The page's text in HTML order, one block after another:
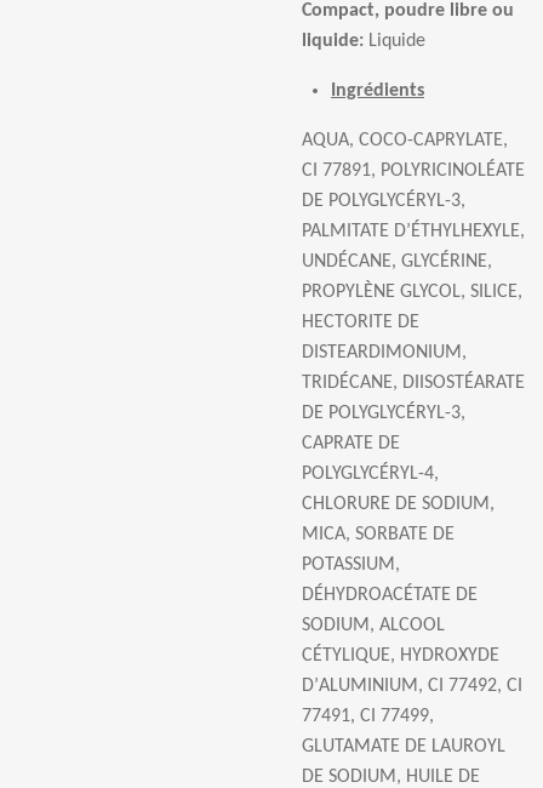
Compact, poudre libre ou
liquide: Liquide
Ingrédients
AQUA, COCO-CAPRYLATE,
CI 77891, POLYRICINOLÉATE
DE POLYGLYCÉRYL-3,
PALMITATE D’É THYLHEXYLE,
UNDÉCANE, GLYCÉRINE,
PROPYLÈNE GLYCOL, SILICE,
HECTORITE DE
DISTEARDIMONIUM,
TRIDÉCANE, DIISOST ÉARATE
DE POLYGLYCÉRYL-3,
CAPRATE DE
POLYGLYCÉRYL-4,
CHLORURE DE SODIUM,
MICA, SORBATE DE
POTASSIUM,
DÉHYDROACÉ TATE DE
SODIUM, ALCOOL
CÉ TYLIQUE, HYDROXYDE
D’ALUMINIUM, CI 77492, CI
77491, CI 77499,
GLUTAMATE DE LAUROYL
DE SODIUM, HUILE DE